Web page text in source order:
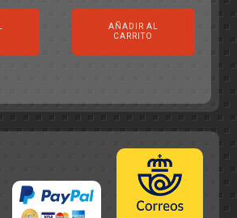
actual
precio
original
era:
precio
actual
es:
AÑADIR AL
CARRITO